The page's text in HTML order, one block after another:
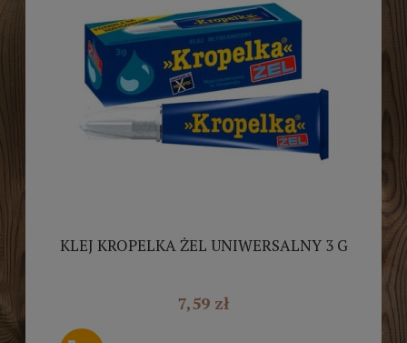
KLEJ KROPELKA ŻEL UNIWERSALNY 3 G
7,59 zł